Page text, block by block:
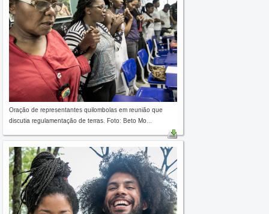
Oração de representantes quilombolas em reunião que
discutia regulamentação de terras. Foto: Beto Mo...